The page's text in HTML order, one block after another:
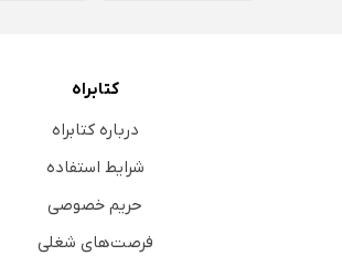
کتابراه
درباره کتابراه
شرایط استفاده
حریم خصوصی
فرصت‌های شغلی